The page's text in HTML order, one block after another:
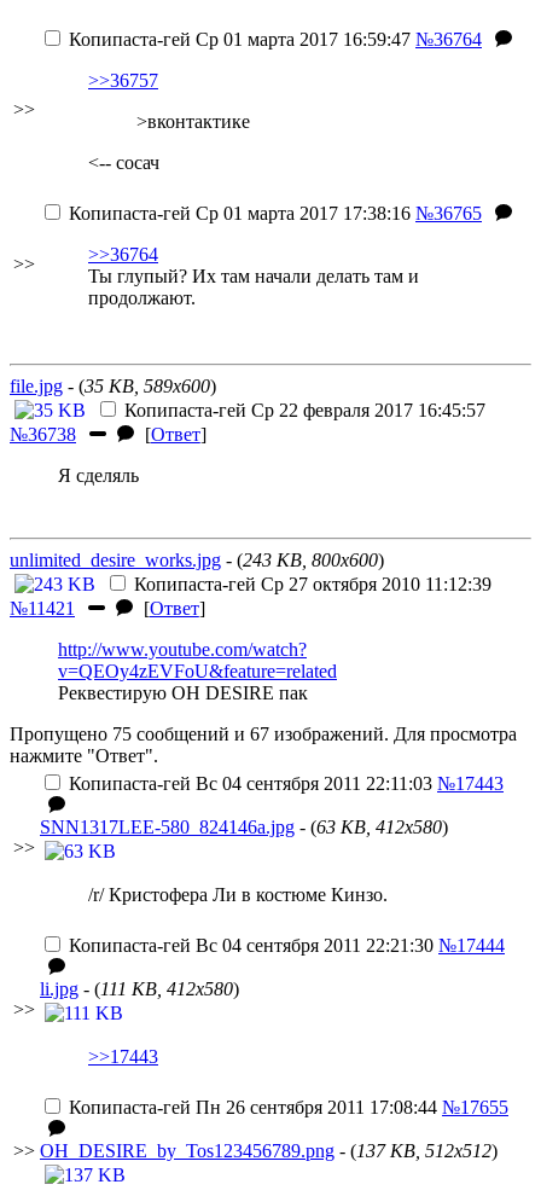
>>
Копипаста-гей Ср 01 марта 2017 16:59:47 №36764
>>36757
>вконтактике
<-- сосач
>>
Копипаста-гей Ср 01 марта 2017 17:38:16 №36765
>>36764
Ты глупый? Их там начали делать там и
продолжают.
file.jpg - (35 KB, 589x600)
Копипаста-гей Ср 22 февраля 2017 16:45:57
№36738
[Ответ]
Я сделяль
unlimited_desire_works.jpg - (243 KB, 800x600)
Копипаста-гей Ср 27 октября 2010 11:12:39
№11421
[Ответ]
http://www.youtube.com/watch?
v=QEOy4zEVFoU&feature=related
Реквестирую OH DESIRE пак
Пропущено 75 сообщений и 67 изображений. Для просмотра
нажмите "Ответ".
>>
Копипаста-гей Вс 04 сентября 2011 22:11:03 №17443
SNN1317LEE-580_824146a.jpg - (63 KB, 412x580)
/r/ Кристофера Ли в костюме Кинзо.
>>
Копипаста-гей Вс 04 сентября 2011 22:21:30 №17444
li.jpg - (111 KB, 412x580)
>>17443
>>
Копипаста-гей Пн 26 сентября 2011 17:08:44 №17655
OH_DESIRE_by_Tos123456789.png - (137 KB, 512x512)